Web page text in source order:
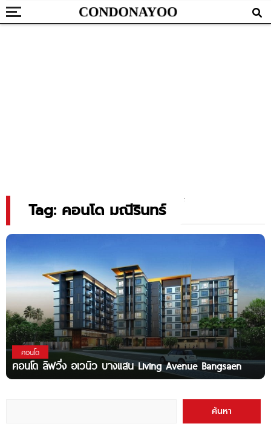
Tag: คอนโด มณีรินทร์
คอนโด
คอนโด ลิฟวิ่ง อเวนิว บางแสน Living Avenue Bangsaen
ค้นหา